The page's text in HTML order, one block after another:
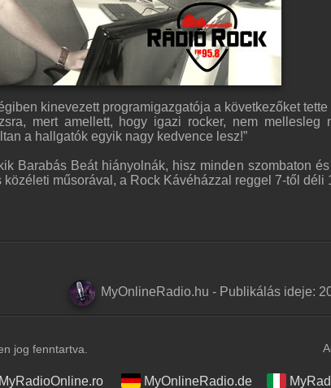
kinevezett programigazgatója a következőket tette
mert amellett, hogy igazi rocker, nem mellesleg
a hallgatók egyik nagy kedvence lesz!”
Barabás Beát hiányolnák, hisz minden szombaton
műsorával, a Rock Kávéházzal reggel 7-től déli
MyOnlineRadio.hu - Publikálás ideje:
jog fenntartva.
MyRadioOnline.ro MyOnlineRadio.de